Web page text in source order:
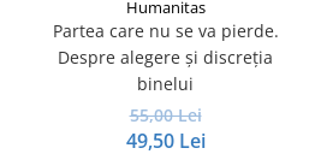
Humanitas
Partea care nu se va pierde.
Despre alegere şi discreţia
binelui
55,00 Lei
49,50 Lei